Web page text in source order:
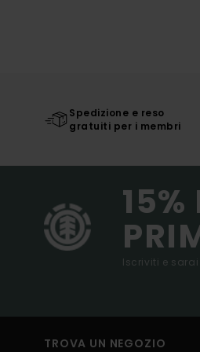
Spedizione e reso
gratuiti per i membri
15%
Iscriviti e
TROVA UN NEGOZIO